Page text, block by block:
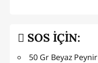
SOS İÇİN:
50 Gr Beyaz Peynir